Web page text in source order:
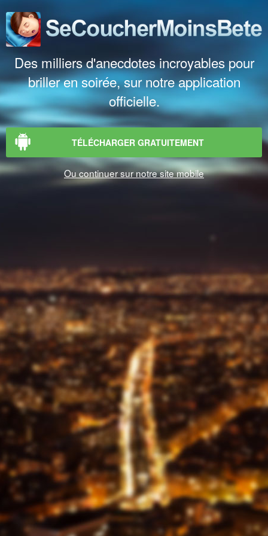
Des milliers d'anecdotes incroyables pour
briller en soirée, sur notre application
officielle.
TÉLÉCHARGER GRATUITEMENT
Ou continuer sur notre site mobile